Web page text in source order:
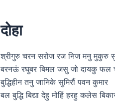
दोहा
श्रीगुरु चरन सरोज रज निज मनु मुकुरु
बरनऊं रघुबर बिमल जसु जो दायकु फल
बुद्धिहीन तनु जानिके सुमिरौं पवन कुमार
बल बुद्धि बिद्या देहु मोहिं हरहु कलेस